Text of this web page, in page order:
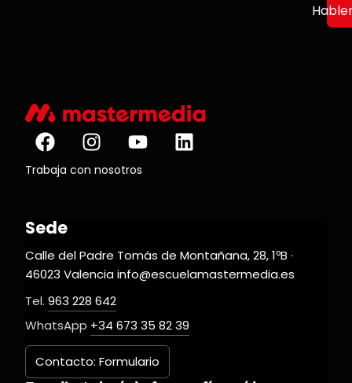
Trabaja con nosotros
Sede
Calle del Padre Tomás de Montañana, 28, 1ºB ·
46023 Valencia info@escuelamastermedia.es
Tel. 963 228 642
WhatsApp +34 673 35 82 39
Contacto: Formulario